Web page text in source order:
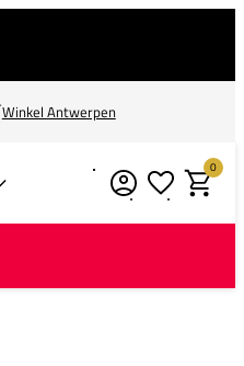
Winkel Antwerpen
Verlanglijstje
0